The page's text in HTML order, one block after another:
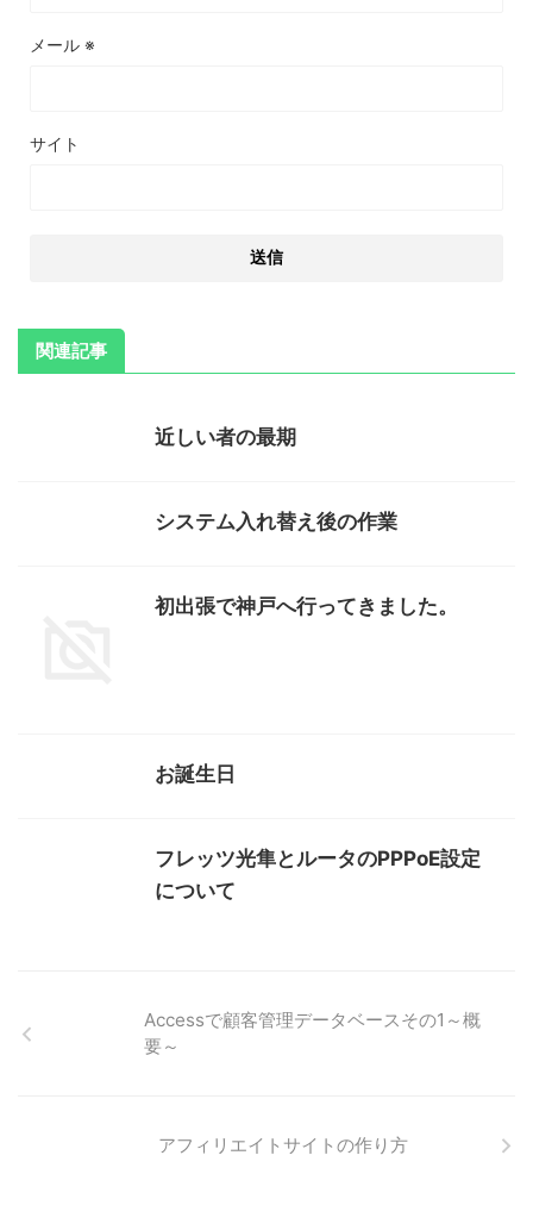
メール ※
サイト
関連記事
近しい者の最期
システム入れ替え後の作業
初出張で神戸へ行ってきました。
お誕生日
フレッツ光隼とルータのPPPoE設定
について
Accessで顧客管理データベースその1～概
要～
アフィリエイトサイトの作り方